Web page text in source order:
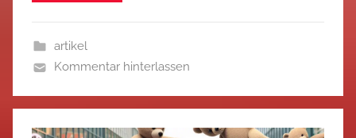
artikel
Kommentar hinterlassen